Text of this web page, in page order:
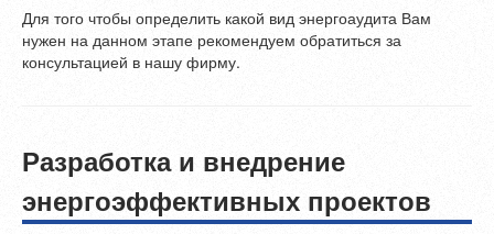
Для того чтобы определить какой вид энергоаудита Вам
нужен на данном этапе рекомендуем обратиться за
консультацией в нашу фирму.
Разработка и внедрение
энергоэффективных проектов